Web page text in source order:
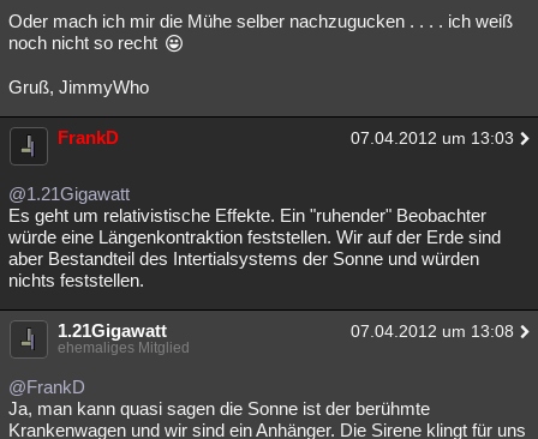
Oder mach ich mir die Mühe selber nachzugucken . . . . ich weiß
noch nicht so recht
Gruß, JimmyWho
FrankD 07.04.2012 um 13:03
@1.21Gigawatt
Es geht um relativistische Effekte. Ein "ruhender" Beobachter
würde eine Längenkontraktion feststellen. Wir auf der Erde sind
aber Bestandteil des Intertialsystems der Sonne und würden
nichts feststellen.
1.21Gigawatt 07.04.2012 um 13:08
ehemaliges Mitglied
@FrankD
Ja, man kann quasi sagen die Sonne ist der berühmte
Krankenwagen und wir sind ein Anhänger. Die Sirene klingt für uns